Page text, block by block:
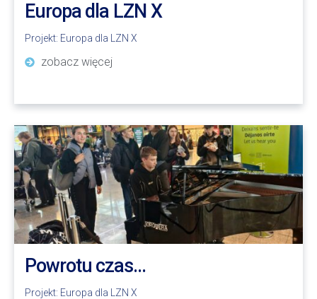
Europa dla LZN X
Projekt: Europa dla LZN X
zobacz więcej
Powrotu czas…
Projekt: Europa dla LZN X